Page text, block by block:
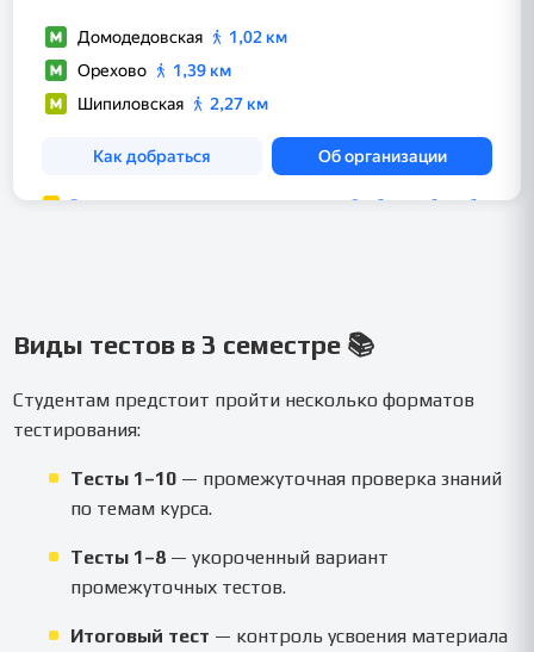
Виды тестов в 3 семестре 📚
Студентам предстоит пройти несколько форматов
тестирования:
Тесты 1–10 — промежуточная проверка знаний
по темам курса.
Тесты 1–8 — укороченный вариант
промежуточных тестов.
Итоговый тест — контроль усвоения материала